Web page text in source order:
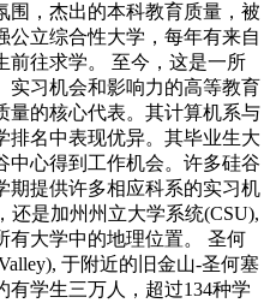
围，杰出的本科教育质量，被
公立综合性大学，每年有来自
前往求学。 至今，这是一所
实习机会和影响力的高等教育
量的核心代表。其计算机系与
排名中表现优异。其毕业生大
中心得到工作机会。许多硅谷
期提供许多相应科系的实习机
还是加州州立大学系统(CSU),
有大学中的地理位置。 圣何
于附近的旧金山-圣何塞
学生三万人，超过134种学